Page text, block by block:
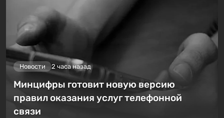
Новости 2 часа назад
Минцифры готовит новую версию
правил оказания услуг телефонной
связи